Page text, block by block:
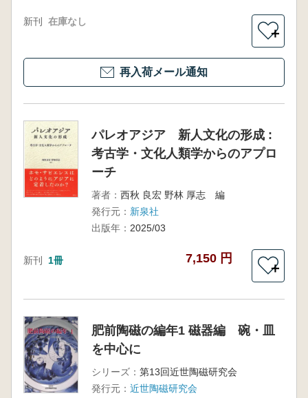
新刊 在庫なし
＋
再入荷メール通知
パレオアジア 新人文化の形成 :
考古学・文化人類学からのアプロ
ーチ
著者： 西秋 良宏 野林 厚志 編
発行元： 新泉社
出版年： 2025/03
新刊 1冊 7,150 円
＋
肥前陶磁の編年1 磁器編 碗・皿
を中心に
シリーズ： 第13回近世陶磁研究会
発行元： 近世陶磁研究会